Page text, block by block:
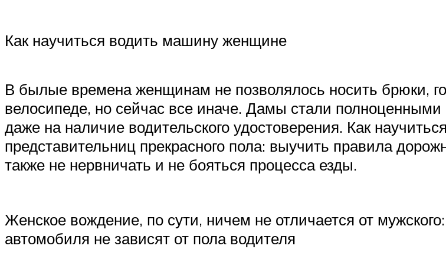
Как научиться водить машину женщине
В былые времена женщинам не позволялось носить брюки,
велосипеде, но сейчас все иначе. Дамы стали
даже на наличие водительского удостоверения. Как
представительниц прекрасного пола: выучить правила
также не нервничать и не бояться процесса езды.
Женское вождение, по сути, ничем не отличается от
автомобиля не зависят от пола водителя